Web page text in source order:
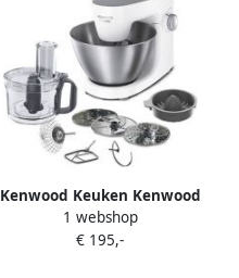
Kenwood Keuken Kenwood
MultiOne KHH300WH
Keukenmachine
1 webshop
€ 195,-